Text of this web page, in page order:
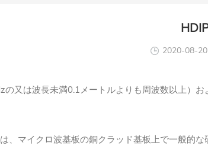
2020-08-20
の又は波長未満0.1メートルよりも周波数以上）
、マイクロ波基板の銅クラッド基板上で一般的